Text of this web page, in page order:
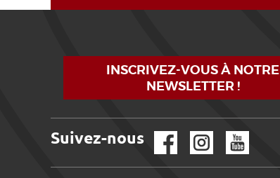
INSCRIVEZ-VOUS À NOTRE
NEWSLETTER !
Suivez-nous